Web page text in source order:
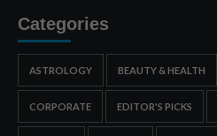
Categories
ASTROLOGY BEAUTY & HEALTH
CORPORATE EDITOR'S PICKS